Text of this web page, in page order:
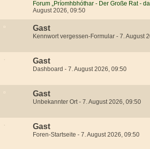
Forum „Príomhbhóthar - Der Große Rat -
August 2026, 09:50
Gast
Kennwort vergessen-Formular - 7. August
Gast
Dashboard - 7. August 2026, 09:50
Gast
Unbekannter Ort - 7. August 2026, 09:50
Gast
Foren-Startseite - 7. August 2026, 09:50